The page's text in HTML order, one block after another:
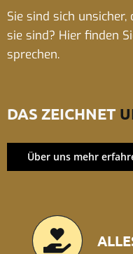
Sie sind sich
sie sind? Hier finden
sprechen.
DAS ZEICHNET
Über uns mehr